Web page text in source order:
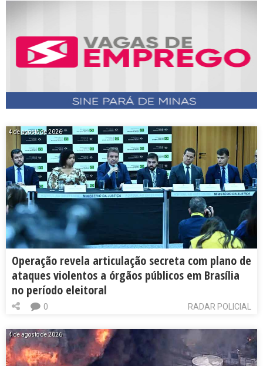
4 de agosto de 2026
Operação revela articulação secreta com plano de
ataques violentos a órgãos públicos em Brasília
no período eleitoral
RADAR POLICIAL
0
4 de agosto de 2026